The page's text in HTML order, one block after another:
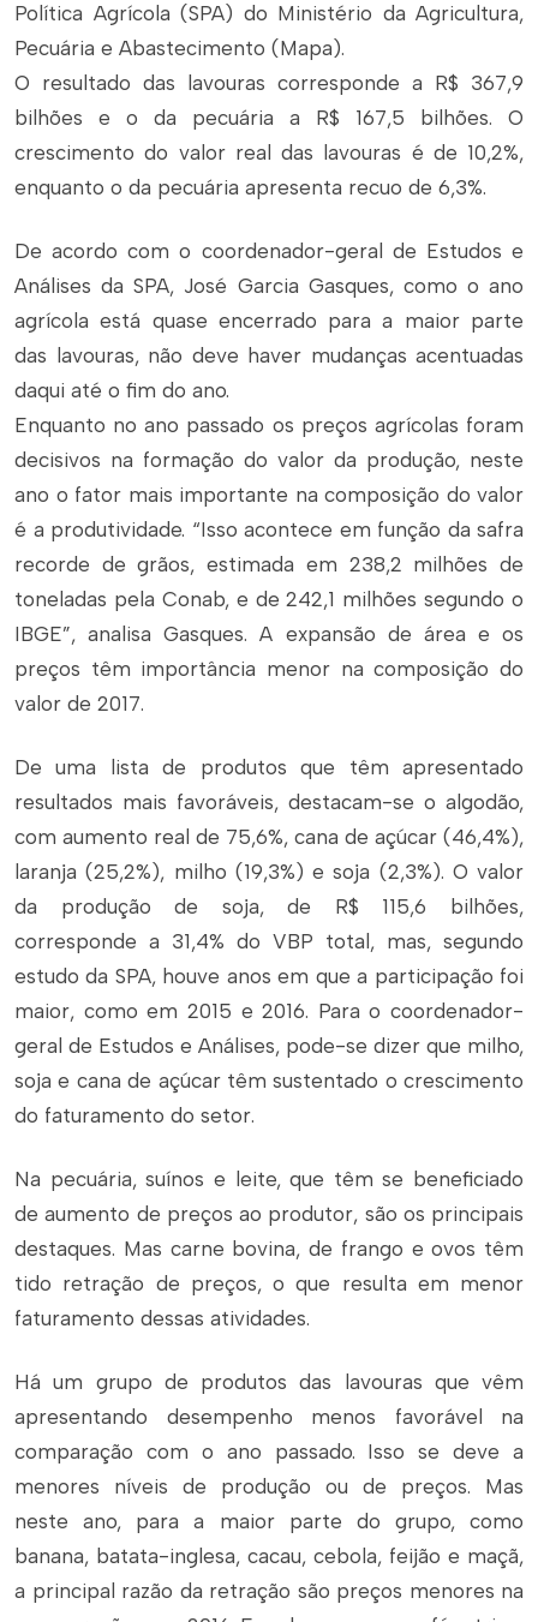
Política Agrícola (SPA) do Ministério da Agricultura,
Pecuária e Abastecimento (Mapa).
O resultado das lavouras corresponde a R$ 367,9
bilhões e o da pecuária a R$ 167,5 bilhões. O
crescimento do valor real das lavouras é de 10,2%,
enquanto o da pecuária apresenta recuo de 6,3%.
De acordo com o coordenador-geral de Estudos e
Análises da SPA, José Garcia Gasques, como o ano
agrícola está quase encerrado para a maior parte
das lavouras, não deve haver mudanças acentuadas
daqui até o fim do ano.
Enquanto no ano passado os preços agrícolas foram
decisivos na formação do valor da produção, neste
ano o fator mais importante na composição do valor
é a produtividade. “Isso acontece em função da safra
recorde de grãos, estimada em 238,2 milhões de
toneladas pela Conab, e de 242,1 milhões segundo o
IBGE”, analisa Gasques. A expansão de área e os
preços têm importância menor na composição do
valor de 2017.
De uma lista de produtos que têm apresentado
resultados mais favoráveis, destacam-se o algodão,
com aumento real de 75,6%, cana de açúcar (46,4%),
laranja (25,2%), milho (19,3%) e soja (2,3%). O valor
da produção de soja, de R$ 115,6 bilhões,
corresponde a 31,4% do VBP total, mas, segundo
estudo da SPA, houve anos em que a participação foi
maior, como em 2015 e 2016. Para o coordenador-
geral de Estudos e Análises, pode-se dizer que milho,
soja e cana de açúcar têm sustentado o crescimento
do faturamento do setor.
Na pecuária, suínos e leite, que têm se beneficiado
de aumento de preços ao produtor, são os principais
destaques. Mas carne bovina, de frango e ovos têm
tido retração de preços, o que resulta em menor
faturamento dessas atividades.
Há um grupo de produtos das lavouras que vêm
apresentando desempenho menos favorável na
comparação com o ano passado. Isso se deve a
menores níveis de produção ou de preços. Mas
neste ano, para a maior parte do grupo, como
banana, batata-inglesa, cacau, cebola, feijão e maçã,
a principal razão da retração são preços menores na